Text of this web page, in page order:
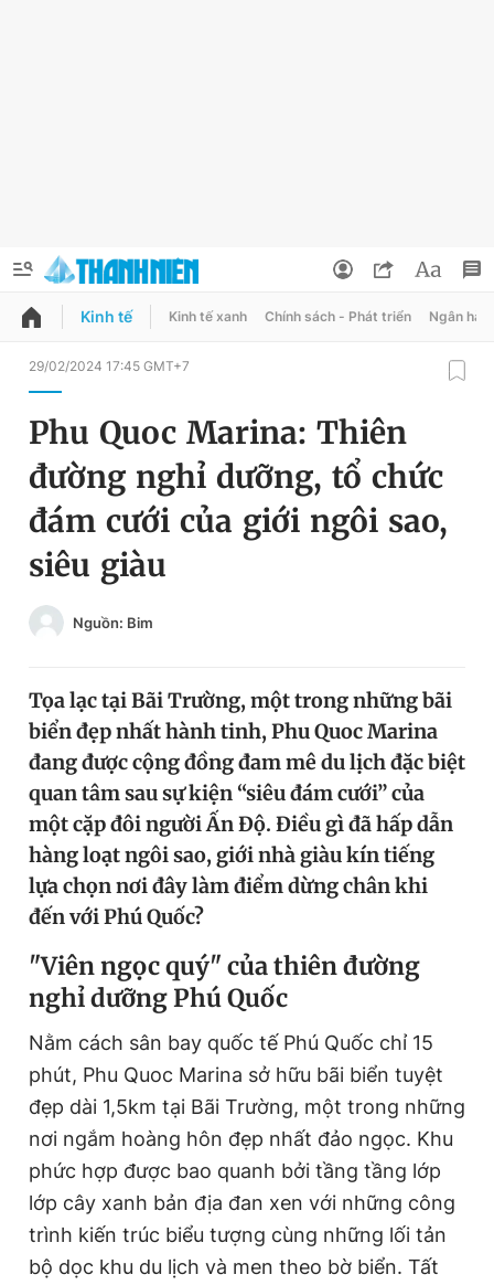
QUẢNG CÁO
Chuyên mục
Chuyên mục khác
Chào ngày mới
Tin thị trường
Video Magazine
Sản phẩm khác
Tiện ích Bạn cần biết
Thông tin tòa soạn Liên hệ quảng cáo
Đọc Thanh Niên trên điện thoại
Theo dõi báo trên
Hotline Liên hệ quảng cáo
Đổi mật khẩu
Tin đã lưu
Kinh tế Kinh tế xanh Chính sách - Phát triển Ngân
29/02/2024 17:45 GMT+7
Phu Quoc Marina: Thiên
đường nghỉ dưỡng, tổ chức
đám cưới của giới ngôi sao,
siêu giàu
Nguồn: Bim
Tọa lạc tại Bãi Trường, một trong những bãi
biển đẹp nhất hành tinh, Phu Quoc Marina
đang được cộng đồng đam mê du lịch đặc biệt
quan tâm sau sự kiện “siêu đám cưới” của
một cặp đôi người Ấn Độ. Điều gì đã hấp dẫn
hàng loạt ngôi sao, giới nhà giàu kín tiếng
lựa chọn nơi đây làm điểm dừng chân khi
đến với Phú Quốc?
"Viên ngọc quý" của thiên đường
nghỉ dưỡng Phú Quốc
Nằm cách sân bay quốc tế Phú Quốc chỉ 15
phút, Phu Quoc Marina sở hữu bãi biển tuyệt
đẹp dài 1,5km tại Bãi Trường, một trong những
nơi ngắm hoàng hôn đẹp nhất đảo ngọc. Khu
phức hợp được bao quanh bởi tầng tầng lớp
lớp cây xanh bản địa đan xen với những công
trình kiến trúc biểu tượng cùng những lối tản
bộ dọc khu du lịch và men theo bờ biển. Tất